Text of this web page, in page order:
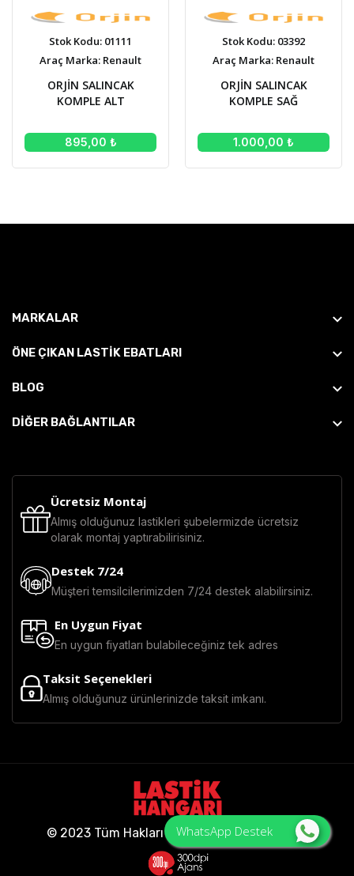
Stok Kodu: 01111
Araç Marka: Renault
ORJİN SALINCAK
KOMPLE ALT
895,00 ₺
Stok Kodu: 03392
Araç Marka: Renault
ORJİN SALINCAK
KOMPLE SAĞ
1.000,00 ₺
WhatsApp Destek
MARKALAR
ÖNE ÇIKAN LASTIK EBATLARI
BLOG
DİĞER BAĞLANTILAR
Ücretsiz Montaj
Almış olduğunuz lastikleri şubelermizde ücretsiz
olarak montaj yaptırabilirisiniz.
Destek 7/24
Müşteri temsilcilerimizden 7/24 destek alabilirsiniz.
En Uygun Fiyat
En uygun fiyatları bulabileceğiniz tek adres
Taksit Seçenekleri
Almış olduğunuz ürünlerinizde taksit imkanı.
© 2023 Tüm Hakları Saklıdır - Lastik Hangarı